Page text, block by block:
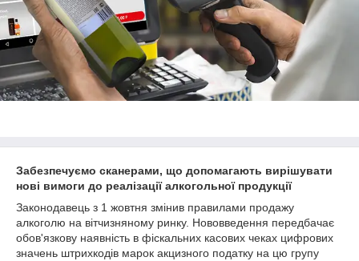
Забезпечуємо сканерами, що допомагають вирішувати
нові вимоги до реалізації алкогольної продукції
Законодавець з 1 жовтня змінив правилами продажу
алкоголю на вітчизняному ринку. Нововведення передбачає
обов'язкову наявність в фіскальних касових чеках цифрових
значень штрихкодів марок акцизного податку на цю групу